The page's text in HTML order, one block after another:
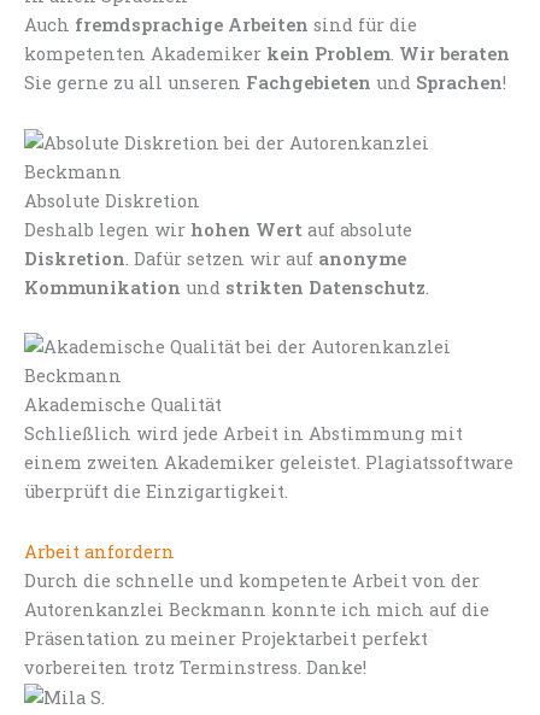
Auch fremdsprachige Arbeiten sind für die
kompetenten Akademiker kein Problem. Wir beraten
Sie gerne zu all unseren Fachgebieten und Sprachen!
Absolute Diskretion
Deshalb legen wir hohen Wert auf absolute
Diskretion . Dafür setzen wir auf anonyme
Kommunikation und strikten Datenschutz
Akademische Qualität
Schließlich wird jede Arbeit in Abstimmung mit
einem zweiten Akademiker geleistet. Plagiatssoftware
überprüft die Einzigartigkeit.
Arbeit anfordern
Durch die schnelle und kompetente Arbeit von der
Autorenkanzlei Beckmann konnte ich mich auf die
Präsentation zu meiner Projektarbeit perfekt
vorbereiten trotz Terminstress. Danke!